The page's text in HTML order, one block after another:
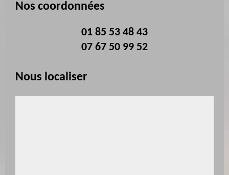
Nos coordonnées
01 85 53 48 43
07 67 50 99 52
Nous localiser